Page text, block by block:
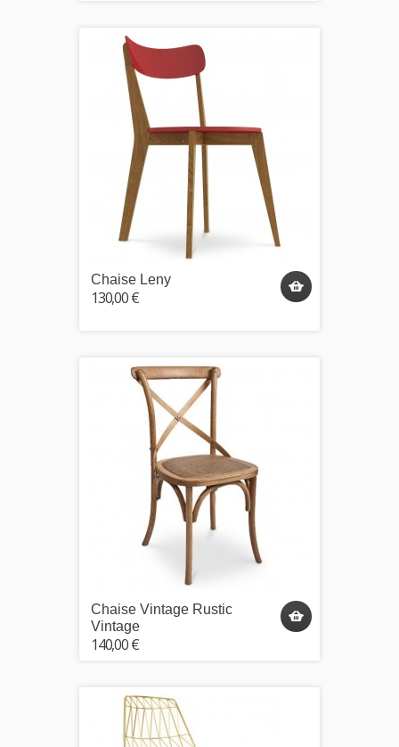
Chaise Leny
130,00 €
Chaise Vintage Rustic
Vintage
140,00 €